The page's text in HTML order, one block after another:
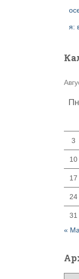
я:
Пн
3
10
17
24
31
«